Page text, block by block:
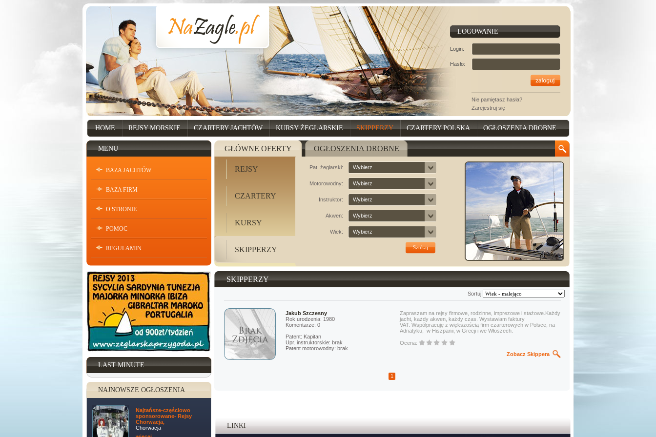
LOGOWANIE
Login:
Hasło:
Nie pamiętasz hasła?
Zarejestruj się
HOME REJSY MORSKIE CZARTERY JACHTÓW KURSY ŻEGLARSKIE SKIPPERZY CZARTERY POLSKA OGŁOSZENIA DROBNE
MENU
BAZA JACHTÓW
BAZA FIRM
O STRONIE
POMOC
REGULAMIN
LAST MINUTE
NAJNOWSZE OGŁOSZENIA
Najtańsze-częściowo
sponsorowane- Rejsy
Chorwacja,
Chorwacja
GŁÓWNE OFERTY OGŁOSZENIA DROBNE
REJSY
CZARTERY
KURSY
SKIPPERZY
Pat. żeglarski: Wybierz
Motorowodny: Wybierz
Instruktor: Wybierz
Akwen: Wybierz
Wiek: Wybierz
SKIPPERZY
Sortuj
Jakub Szczesny
Rok urodzenia: 1980
Komentarze: 0
Patent: Kapitan
Upr. instruktorskie: brak
Patent motorowodny: brak
Zapraszam na rejsy firmowe, rodzinne, imprezowe i stażowe.Każdy
jacht, każdy akwen, każdy czas. Wystawiam faktury
VAT. Współpracuję z większością firm czarterowych w Polsce, na
Adriatyku, w Hiszpanii, w Grecji i we Włoszech.
Ocena:
Zobacz Skippera
1
LINKI